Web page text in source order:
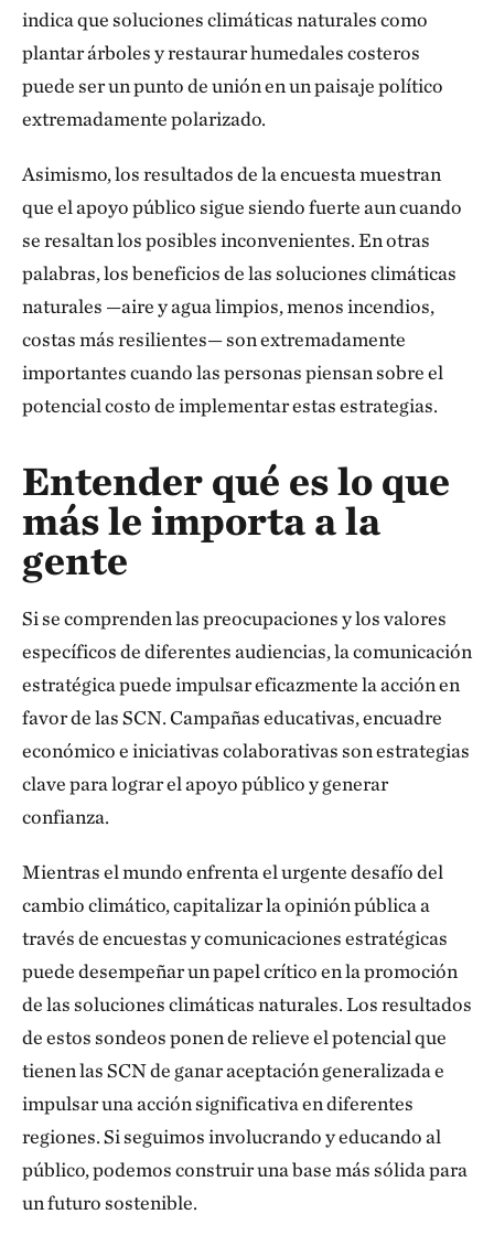
indica que soluciones climáticas naturales como
plantar árboles y restaurar humedales costeros
puede ser un punto de unión en un paisaje político
extremadamente polarizado.
Asimismo, los resultados de la encuesta muestran
que el apoyo público sigue siendo fuerte aun cuando
se resaltan los posibles inconvenientes. En otras
palabras, los beneficios de las soluciones climáticas
naturales —aire y agua limpios, menos incendios,
costas más resilientes— son extremadamente
importantes cuando las personas piensan sobre el
potencial costo de implementar estas estrategias.
Entender qué es lo que
más le importa a la
gente
Si se comprenden las preocupaciones y los valores
específicos de diferentes audiencias, la comunicación
estratégica puede impulsar eficazmente la acción en
favor de las SCN. Campañas educativas, encuadre
económico e iniciativas colaborativas son estrategias
clave para lograr el apoyo público y generar
confianza.
Mientras el mundo enfrenta el urgente desafío del
cambio climático, capitalizar la opinión pública a
través de encuestas y comunicaciones estratégicas
puede desempeñar un papel crítico en la promoción
de las soluciones climáticas naturales. Los resultados
de estos sondeos ponen de relieve el potencial que
tienen las SCN de ganar aceptación generalizada e
impulsar una acción significativa en diferentes
regiones. Si seguimos involucrando y educando al
público, podemos construir una base más sólida para
un futuro sostenible.